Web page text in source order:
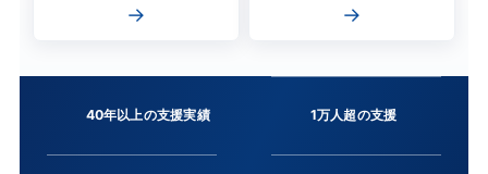
→ →
40年以上の支援実績 1万人超の支援